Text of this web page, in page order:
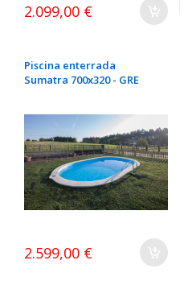
2.099,00 €
Piscina enterrada
Sumatra 700x320 - GRE
2.599,00 €